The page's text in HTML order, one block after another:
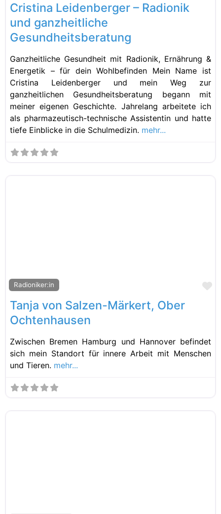
Cristina Leidenberger – Radionik
und ganzheitliche
Gesundheitsberatung
Ganzheitliche Gesundheit mit Radionik, Ernährung &
Energetik – für dein Wohlbefinden Mein Name ist
Cristina Leidenberger und mein Weg zur
ganzheitlichen Gesundheitsberatung begann mit
meiner eigenen Geschichte. Jahrelang arbeitete ich
als pharmazeutisch-technische Assistentin und hatte
tiefe Einblicke in die Schulmedizin. mehr...
Radioniker:in
Tanja von Salzen-Märkert, Ober
Ochtenhausen
Zwischen Bremen Hamburg und Hannover befindet
sich mein Standort für innere Arbeit mit Menschen
und Tieren. mehr...